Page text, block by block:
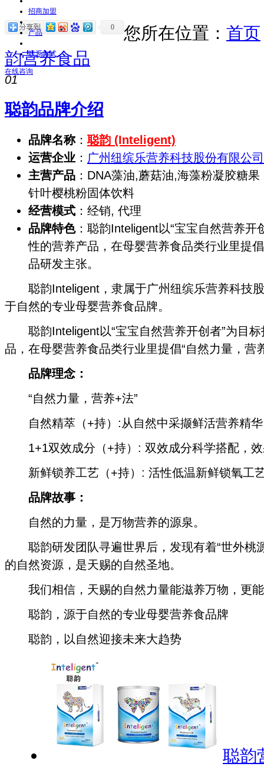
招商加盟
产品
联系方式
在线咨询
0 您所在位置： 首页
韵营养食品
01
聪韵品牌介绍
品牌名称： 聪韵 (Inteligent)
运营企业 ： 广州纽缤乐营养科技股份有限公司
主营产品 ：DNA藻油,蘑菇油,海藻粉凝胶糖
针叶樱桃粉固体饮料
经营模式 ：经销, 代理
品牌特色：聪韵Inteligent以“宝宝自然营养开
性的营养产品，在母婴营养食品类行业里提
品研发主张。
聪韵Inteligent，隶属于广州纽缤乐营养科技股
于自然的专业母婴营养食品牌。
聪韵Inteligent以“宝宝自然营养开创者”为目标
品，在母婴营养食品类行业里提倡“自然力量，营
品牌理念：
“自然力量，营养+法”
自然精萃（+持）:从自然中采撷鲜活营养精华
1+1双效成分（+持）: 双效成分科学搭配，效
新鲜锁养工艺（+持）: 活性低温新鲜锁氧工
品牌故事：
自然的力量，是万物营养的源泉。
聪韵研发团队寻遍世界后，发现有着“世外桃
的自然资源，是天赐的自然圣地。
我们相信，天赐的自然力量能滋养万物，更能
聪韵，源于自然的专业母婴营养食品牌
聪韵，以自然迎接未来大趋势
聪韵